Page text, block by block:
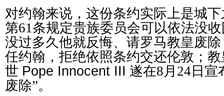
对约翰来说，这份条约实际上是城
第61条规定贵族委员会可以依法没
没过多久他就反悔、请罗马教皇废
任约翰，拒绝依照条约交还伦敦；
世 Pope Innocent III 遂在8月24日宣
废除”。